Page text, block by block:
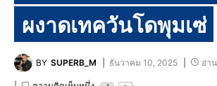
ผงาดเทควันโดพุมเซ่
BY SUPERB_M ธันวาคม 10, 2025 อ่า